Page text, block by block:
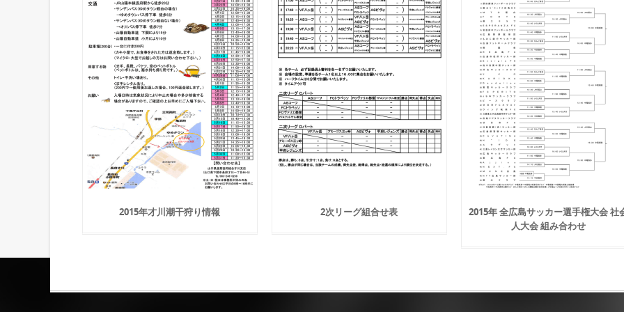
2015年才川潮干狩り情報 2次リーグ組合せ表
2015年 全広島サッカー選手権大会 社
人大会 組み合わせ